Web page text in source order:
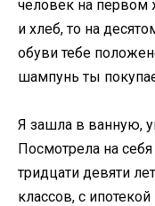
человек на первом
и хлеб, то на
обуви тебе
шампунь ты
Я зашла в ванную,
Посмотрела на
тридцати девяти
классов, с